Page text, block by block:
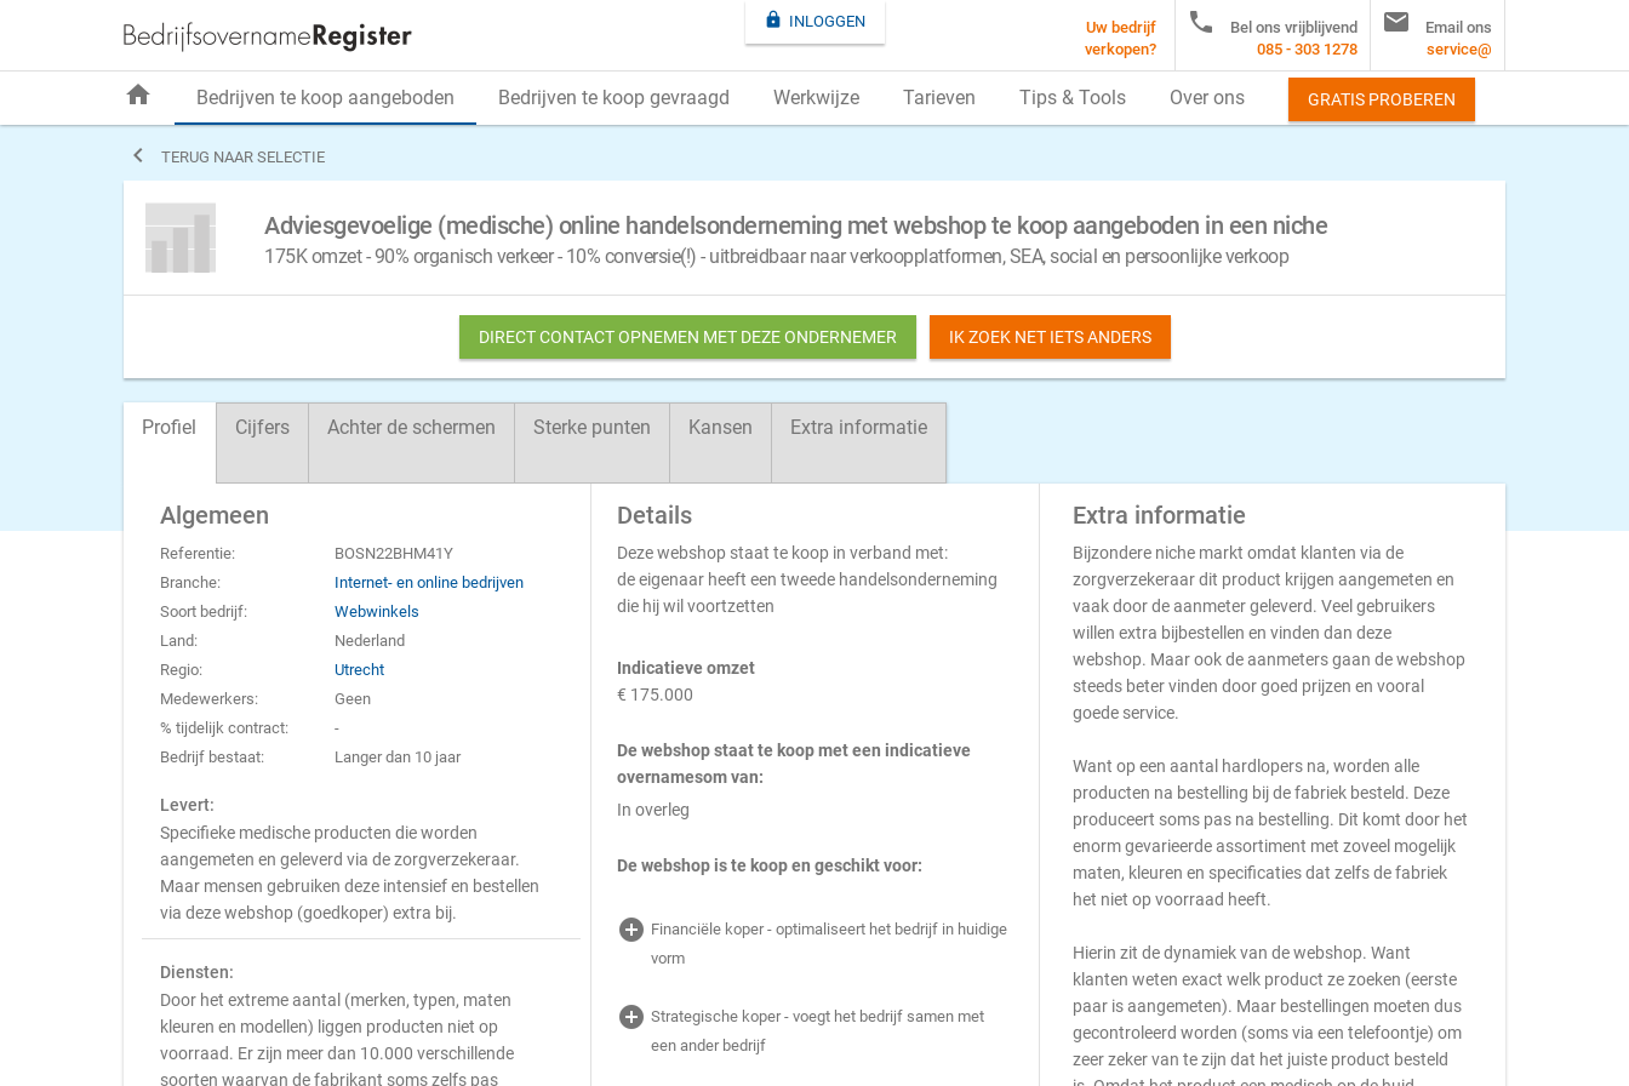
 TERUG NAAR SELECTIE
Adviesgevoelige (medische) online handelsonderneming met webshop te koop aangeboden in een niche
175K omzet - 90% organisch verkeer - 10% conversie(!) - uitbreidbaar naar verkoopplatformen, SEA, social en persoonlijke verkoop
DIRECT CONTACT OPNEMEN MET DEZE ONDERNEMER IK ZOEK NET IETS ANDERS
Profiel Cijfers Achter de schermen Sterke punten Kansen Extra informatie
Algemeen
Referentie:
BOSN22BHM41Y
Branche:
Internet- en online bedrijven
Soort bedrijf:
Webwinkels
Land:
Nederland
Regio:
Utrecht
Medewerkers:
Geen
% tijdelijk contract:
-
Bedrijf bestaat:
Langer dan 10 jaar
Levert:
Specifieke medische producten die worden
aangemeten en geleverd via de zorgverzekeraar.
Maar mensen gebruiken deze intensief en bestellen
via deze webshop (goedkoper) extra bij.
Diensten:
Door het extreme aantal (merken, typen, maten
kleuren en modellen) liggen producten niet op
voorraad. Er zijn meer dan 10.000 verschillende
soorten waarvan de fabrikant soms zelfs pas
Details
Deze webshop staat te koop in verband met:
de eigenaar heeft een tweede handelsonderneming
die hij wil voortzetten
Indicatieve omzet
€ 175.000
De webshop staat te koop met een indicatieve
overnamesom van:
In overleg
De webshop is te koop en geschikt voor:
add_circle Financiële koper - optimaliseert het bedrijf in huidige
vorm
add_circle Strategische koper - voegt het bedrijf samen met
een ander bedrijf
Extra informatie
Bijzondere niche markt omdat klanten via de
zorgverzekeraar dit product krijgen aangemeten en
vaak door de aanmeter geleverd. Veel gebruikers
willen extra bijbestellen en vinden dan deze
webshop. Maar ook de aanmeters gaan de webshop
steeds beter vinden door goed prijzen en vooral
goede service.
Want op een aantal hardlopers na, worden alle
producten na bestelling bij de fabriek besteld. Deze
produceert soms pas na bestelling. Dit komt door het
enorm gevarieerde assortiment met zoveel mogelijk
maten, kleuren en specificaties dat zelfs de fabriek
het niet op voorraad heeft.
Hierin zit de dynamiek van de webshop. Want
klanten weten exact welk product ze zoeken (eerste
paar is aangemeten). Maar bestellingen moeten dus
gecontroleerd worden (soms via een telefoontje) om
zeer zeker van te zijn dat het juiste product besteld
 INLOGGEN
Uw bedrijf
verkopen?

Bel ons vrijblijvend
085 - 303 1278

Email ons
service@
home Bedrijven te koop aangeboden Bedrijven te koop gevraagd Werkwijze Tarieven Tips & Tools Over ons GRATIS PROBEREN